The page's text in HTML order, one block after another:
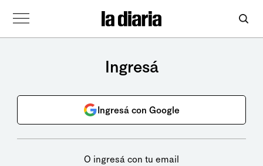
Ingresá
Ingresá con Google
O ingresá con tu email